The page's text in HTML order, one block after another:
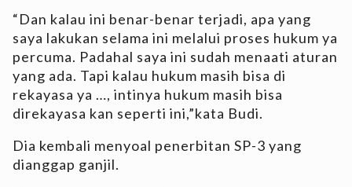
“Dan kalau ini benar-benar terjadi, apa yang
saya lakukan selama ini melalui proses hukum ya
percuma. Padahal saya ini sudah menaati aturan
yang ada. Tapi kalau hukum masih bisa di
rekayasa ya …, intinya hukum masih bisa
direkayasa kan seperti ini,”kata Budi.
Dia kembali menyoal penerbitan SP-3 yang
dianggap ganjil.